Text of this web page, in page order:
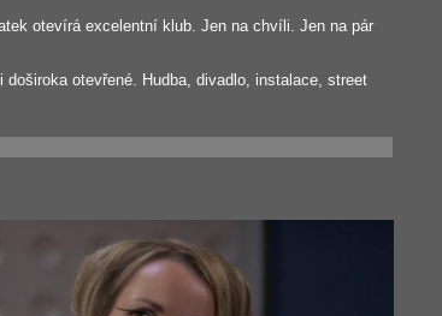
otevírá excelentní klub. Jen na chvíli. Jen na pár
otevřené. Hudba, divadlo, instalace, street